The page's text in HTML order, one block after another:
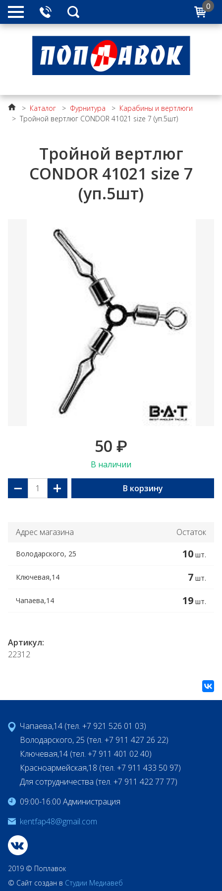
0
> Каталог > Фурнитура > Карабины и вертлюги
> Тройной вертлюг CONDOR 41021 size 7 (уп.5шт)
Тройной вертлюг
CONDOR 41021 size 7
(уп.5шт)
50 ₽
В наличии
− + В корзину
Адрес магазина Остаток
Володарского, 25 10 шт.
Ключевая,14 7 шт.
Чапаева,14 19 шт.
Артикул:
22312
Чапаева,14 (тел. +7 921 526 01 03)
Володарского, 25 (тел. +7 911 427 26 22)
Ключевая,14 (тел. +7 911 401 02 40)
Красноармейская,18 (тел. +7 911 433 50 97)
Для сотрудничества (тел. +7 911 422 77 77)
09:00-16:00 Администрация
kentfap48@gmail.com
2019 © Поплавок
© Сайт создан в Студии Медиавеб